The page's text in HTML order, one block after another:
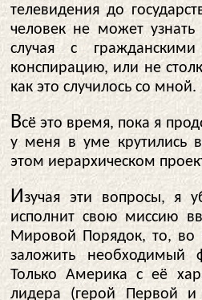
телевидения до
человек не может
случая с
конспирацию, или не
как это случилось со мной.
Всё это время, пока я
у меня в уме крутились
этом иерархическом
Изучая эти вопросы, я
исполнит свою миссию
Мировой Порядок, то, во
заложить необходимый
Только Америка с её
лидера (герой Первой